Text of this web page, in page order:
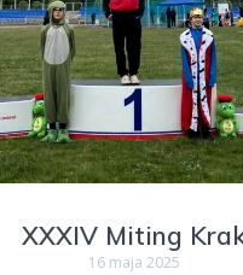
XXXIV Miting
16 maja 2025